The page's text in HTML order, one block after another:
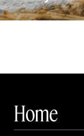
Home